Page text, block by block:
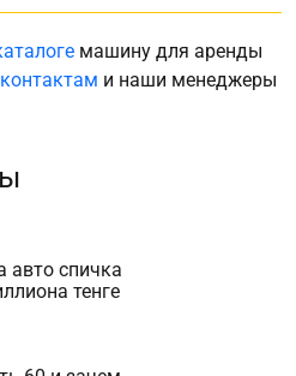
машину для аренды
контактам и наши менеджеры
авто спичка
тенге